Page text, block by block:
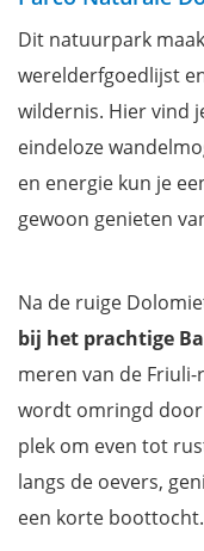
Dit natuurpark
werelderfgoedlijst
wildernis. Hier vind
eindeloze
en energie kun je
gewoon genieten
Na de ruige
bij het prachtige
meren van de
wordt omringd door
plek om even tot
langs de oevers,
een korte boottocht.